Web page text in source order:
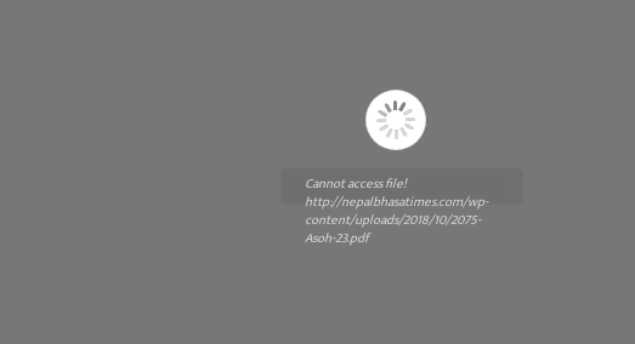
Cannot access file!
http://nepalbhasatimes.com/wp-
content/uploads/2018/10/2075-
Asoh-23.pdf